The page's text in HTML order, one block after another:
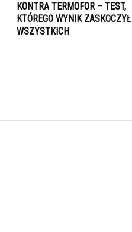
KONTRA TERMOFOR – TEST,
KTÓREGO WYNIK ZASKOCZYŁ
WSZYSTKICH